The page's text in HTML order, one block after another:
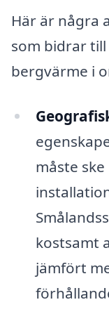
Här är några
som bidrar
bergvärme i
måste
kostsamt
jämfört